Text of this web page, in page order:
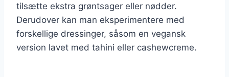
tilsætte ekstra grøntsager eller nødder.
Derudover kan man eksperimentere med
forskellige dressinger, såsom en vegansk
version lavet med tahini eller cashewcreme.